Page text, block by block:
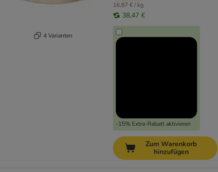
4 Varianten
16,87 € / kg
38,47 €
-15% Extra-Rabatt aktivieren
Zum Warenkorb
hinzufügen